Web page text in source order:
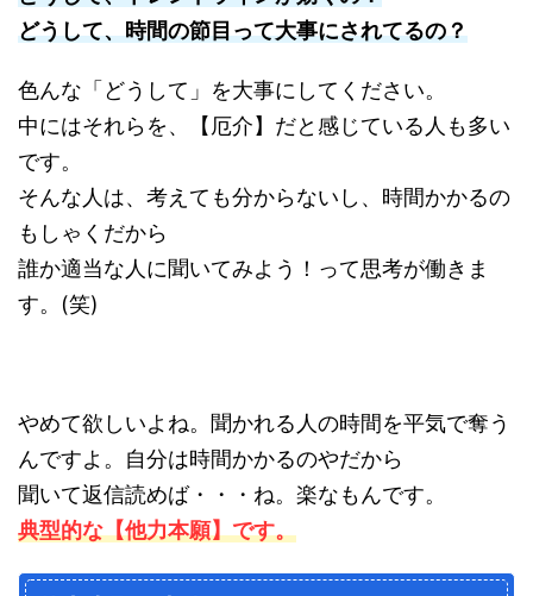
どうして、時間の節目って大事にされてるの？
色んな「どうして」を大事にしてください。
中にはそれらを、【厄介】だと感じている人も多い
です。
そんな人は、考えても分からないし、時間かかるの
もしゃくだから
誰か適当な人に聞いてみよう！って思考が働きま
す。(笑)
やめて欲しいよね。聞かれる人の時間を平気で奪う
んですよ。自分は時間かかるのやだから
聞いて返信読めば・・・ね。楽なもんです。
典型的な【他力本願】です。